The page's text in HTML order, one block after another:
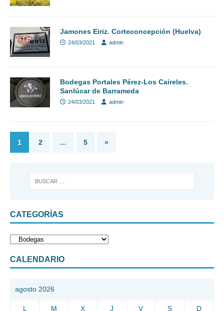
Jamones Eiriz. Corteconcepción (Huelva)
24/03/2021 admin
Bodegas Portales Pérez-Los Caireles.
Sanlúcar de Barrameda
24/03/2021 admin
1 2 … 5 »
CATEGORÍAS
CALENDARIO
agosto 2026
L M X J V S D